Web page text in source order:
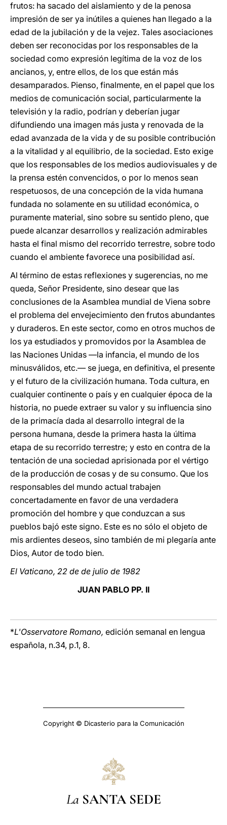
frutos: ha sacado del aislamiento y de la penosa
impresión de ser ya inútiles a quienes han llegado a la
edad de la jubilación y de la vejez. Tales asociaciones
deben ser reconocidas por los responsables de la
sociedad como expresión legítima de la voz de los
ancianos, y, entre ellos, de los que están más
desamparados. Pienso, finalmente, en el papel que los
medios de comunicación social, particularmente la
televisión y la radio, podrían y deberían jugar
difundiendo una imagen más justa y renovada de la
edad avanzada de la vida y de su posible contribución
a la vitalidad y al equilibrio, de la sociedad. Esto exige
que los responsables de los medios audiovisuales y de
la prensa estén convencidos, o por lo menos sean
respetuosos, de una concepción de la vida humana
fundada no solamente en su utilidad económica, o
puramente material, sino sobre su sentido pleno, que
puede alcanzar desarrollos y realización admirables
hasta el final mismo del recorrido terrestre, sobre todo
cuando el ambiente favorece una posibilidad así.
Al término de estas reflexiones y sugerencias, no me
queda, Señor Presidente, sino desear que las
conclusiones de la Asamblea mundial de Viena sobre
el problema del envejecimiento den frutos abundantes
y duraderos. En este sector, como en otros muchos de
los ya estudiados y promovidos por la Asamblea de
las Naciones Unidas —la infancia, el mundo de los
minusválidos, etc.— se juega, en definitiva, el presente
y el futuro de la civilización humana. Toda cultura, en
cualquier continente o país y en cualquier época de la
historia, no puede extraer su valor y su influencia sino
de la primacía dada al desarrollo integral de la
persona humana, desde la primera hasta la última
etapa de su recorrido terrestre; y esto en contra de la
tentación de una sociedad aprisionada por el vértigo
de la producción de cosas y de su consumo. Que los
responsables del mundo actual trabajen
concertadamente en favor de una verdadera
promoción del hombre y que conduzcan a sus
pueblos bajó este signo. Este es no sólo el objeto de
mis ardientes deseos, sino también de mi plegaría ante
Dios, Autor de todo bien.
El Vaticano, 22 de de julio de 1982
JUAN PABLO PP. II
*L'Osservatore Romano, edición semanal en lengua
española, n.34, p.1, 8.
Copyright © Dicasterio para la Comunicación
La SANTA SEDE